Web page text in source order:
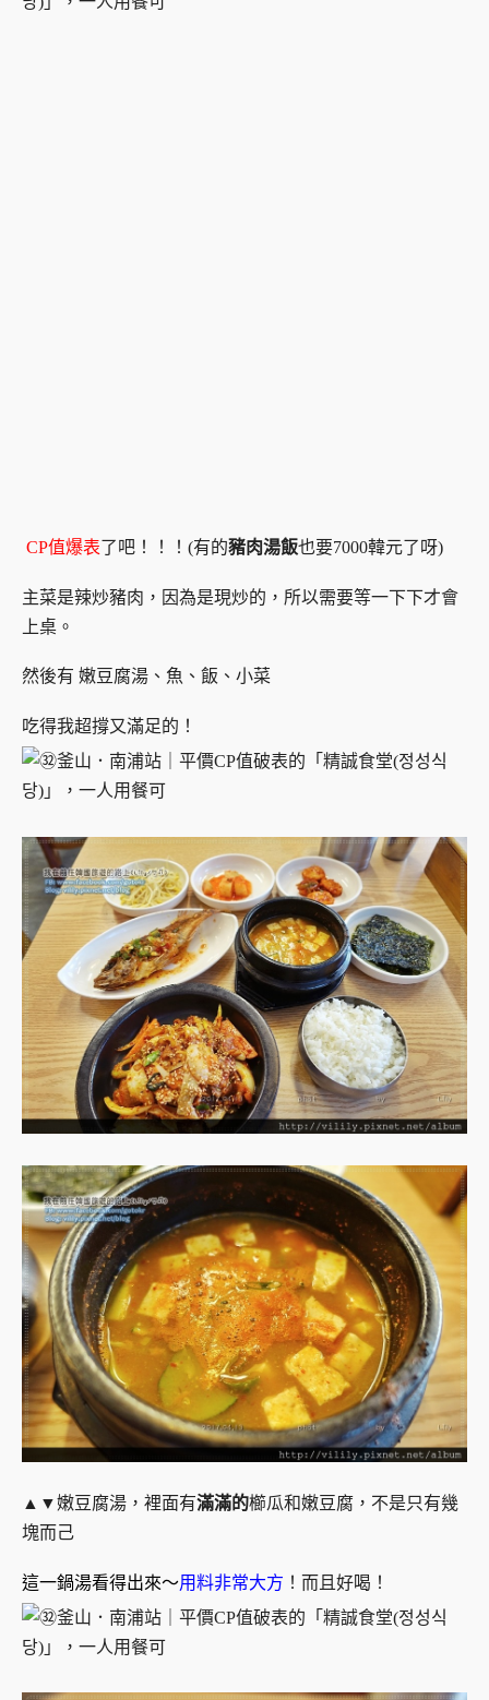
CP值爆表了吧！！！(有的豬肉湯飯也要7000韓元了呀)
主菜是辣炒豬肉，因為是現炒的，所以需要等一下下才會
上桌。
然後有 嫩豆腐湯、魚、飯、小菜
吃得我超撐又滿足的！
▲▼嫩豆腐湯，裡面有滿滿的櫛瓜和嫩豆腐，不是只有幾
塊而己
這一鍋湯看得出來～用料非常大方 ！而且好喝！